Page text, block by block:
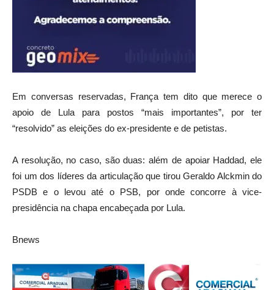
Em conversas reservadas, França tem dito que merece o
apoio de Lula para postos “mais importantes”, por ter
“resolvido” as eleições do ex-presidente e de petistas.
A resolução, no caso, são duas: além de apoiar Haddad, ele
foi um dos líderes da articulação que tirou Geraldo Alckmin do
PSDB e o levou até o PSB, por onde concorre à vice-
presidência na chapa encabeçada por Lula.
Bnews